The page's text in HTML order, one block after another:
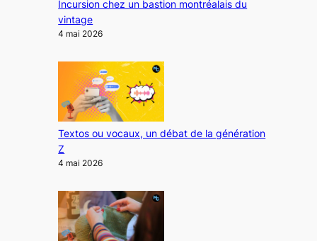
Incursion chez un bastion montréalais du
vintage
4 mai 2026
Textos ou vocaux, un débat de la génération
Z
4 mai 2026